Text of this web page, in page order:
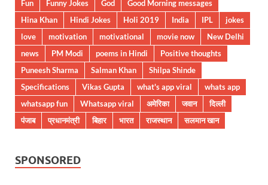
Fun
Funny Jokes God
Good Morning messages
Hina Khan
Hindi Jokes Holi 2019 India IPL
jokes
love
motivation motivational movie now
New Delhi
news
PM Modi poems in Hindi
Positive thoughts
Puneesh Sharma
Salman Khan
Shilpa Shinde
Specifications
Vikas Gupta what's app viral
whats app
whatsapp fun
Whatsapp viral अमेरिका जवान
दिल्ली
पंजाब
प्रधानमंत्री बिहार भारत राजस्थान सलमान खान
SPONSORED